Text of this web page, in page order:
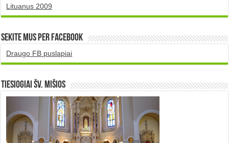
Lituanus 2009
Sekite mus per Facebook
Draugo FB puslapiai
TIESIOGIAI šv. MIŠIOS